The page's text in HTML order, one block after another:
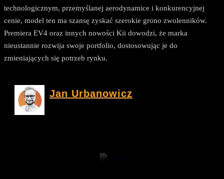
technologicznym, przemyślanej aerodynamice i konkurencyjnej
cenie, model ten ma szansę zyskać szerokie grono zwolenników.
Premiera EV4 oraz innych nowości Kii dowodzi, że marka
nieustannie rozwija swoje portfolio, dostosowując je do
zmieniających się potrzeb rynku.
Jan Urbanowicz